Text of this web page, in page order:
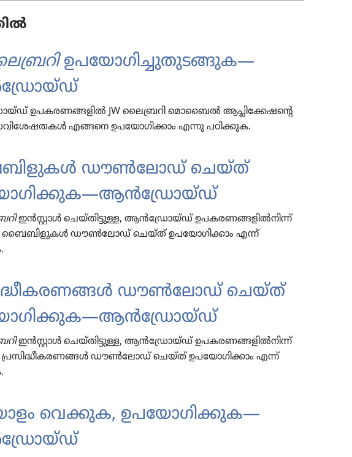
ഉപയോ​ഗി​ച്ചു​തു​ട​ങ്ങുക—
ഉപകരണങ്ങളിൽ JW ലൈ​ബ്ര​റി മൊബൈൽ ആപ്ലി​ക്കേ​ഷ​ന്റെ
എങ്ങനെ ഉപയോ​ഗി​ക്കാം എന്നു പഠിക്കുക.
ഡൗൺലോഡ്‌ ചെയ്‌ത്‌
ഇൻസ്റ്റാൾ ചെയ്‌തി​ട്ടു​ള്ള, ആൻഡ്രോയ്‌ഡ്‌ ഉപകരണങ്ങളിൽനിന്ന്‌
ബൈബി​ളു​കൾ ഡൗൺലോഡ്‌ ചെയ്‌ത്‌ ഉപയോ​ഗി​ക്കാം എന്ന്‌
ഡൗൺലോഡ്‌ ചെയ്‌ത്‌
ഇൻസ്റ്റാൾ ചെയ്‌തി​ട്ടു​ള്ള, ആൻഡ്രോയ്‌ഡ്‌ ഉപകരണങ്ങളിൽനിന്ന്‌
ഡൗൺലോഡ്‌ ചെയ്‌ത്‌ ഉപയോ​ഗി​ക്കാം എന്ന്‌
വെക്കുക, ഉപയോഗിക്കുക—